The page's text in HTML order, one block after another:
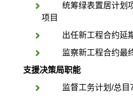
统筹绿表置居计划项
项目
出任新工程合约延
监察新工程合约最终
支援决策局职能
监督工务计划/总目